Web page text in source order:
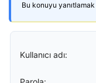
Bu konuyu yanıtlamak
Kullanıcı adı: